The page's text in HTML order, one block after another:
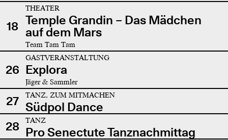
18
THEATER
Temple Grandin – Das Mädchen
auf dem Mars
Team Tam Tam
26
GASTVERANSTALTUNG
Explora
Jäger & Sammler
27 TANZ, ZUM MITMACHEN
Südpol Dance
28
TANZ
Pro Senectute Tanznachmittag